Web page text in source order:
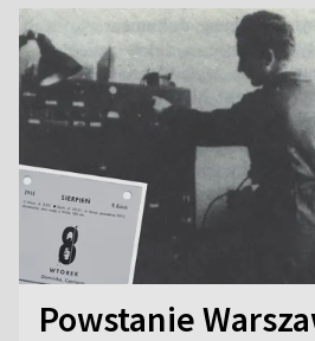
Powstanie